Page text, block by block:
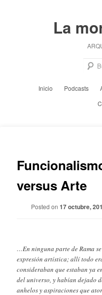
La
Inicio Podcasts
versus Arte
Posted on 17 octubre,
…En ninguna parte de Rama
expresión artística; allí todo
consideraban que estaban ya
del universo, y habían dejado
anhelos y aspiraciones que